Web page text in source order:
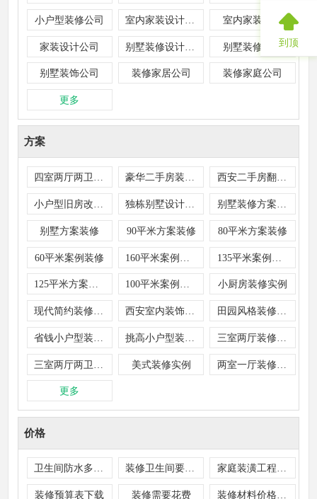
小户型装修公司 室内家装公司
家装设计公司 别墅装修公司
别墅装饰公司 装修家居公司 装修家庭公司
更多
方案
四室两厅两卫装修实例 豪华二手房装饰实例 西安二手房翻新实例
小户型旧房改造实例 独栋别墅设计方案装修 别墅装修方案设计
别墅方案装修 90平米方案装修 80平米方案装修
60平米案例装修
125平米方案装修 100平米案例装修 小厨房装修实例
现代简约装修实例 西安室内装饰装修实例 田园风格装修实例
三室两厅装修实例
美式装修实例 两室一厅装修实例
更多
价格
卫生间防水多少钱 装修卫生间要多少钱 家庭装潢工程材料预算表
装修预算表下载 装修需要花费 装修材料价格清单
到顶